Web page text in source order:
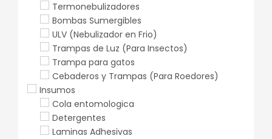
Termonebulizadores
Bombas Sumergibles
ULV (Nebulizador en Frio)
Trampas de Luz (Para Insectos)
Trampa para gatos
Cebaderos y Trampas (Para Roedores)
Insumos
Cola entomologica
Detergentes
Laminas Adhesivas